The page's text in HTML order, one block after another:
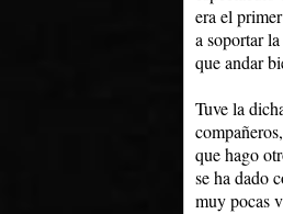
era el
a soportar
que andar
Tuve la
que hago
se ha dado
muy pocas